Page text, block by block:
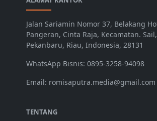
Jalan Sariamin Nomor 37, Belakang
Pangeran, Cinta Raja, Kecamatan.
Pekanbaru, Riau, Indonesia, 28131
WhatsApp Bisnis: 0895-3258-94098
Email: romisaputra.media@gmail.com
TENTANG